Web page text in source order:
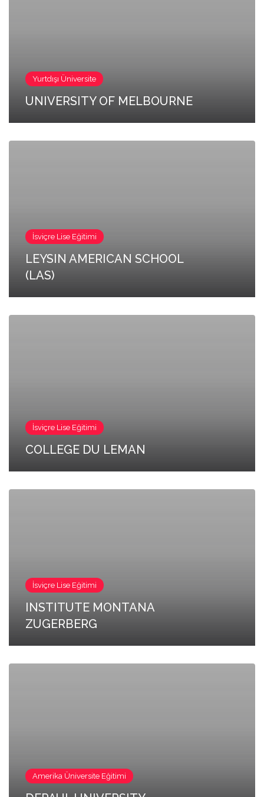
Yurtdışı Üniversite
UNIVERSITY OF MELBOURNE
İsviçre Lise Eğitimi
LEYSIN AMERICAN SCHOOL
(LAS)
İsviçre Lise Eğitimi
COLLEGE DU LEMAN
İsviçre Lise Eğitimi
INSTITUTE MONTANA
ZUGERBERG
Amerika Üniversite Eğitimi